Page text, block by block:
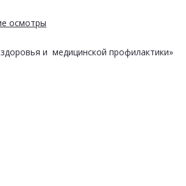
осмотры
и медицинской профилактики»